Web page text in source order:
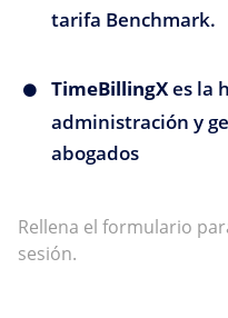
tarifa Benchmark.
TimeBillingXes la
administración y
abogados
Rellena el formulario
sesión.